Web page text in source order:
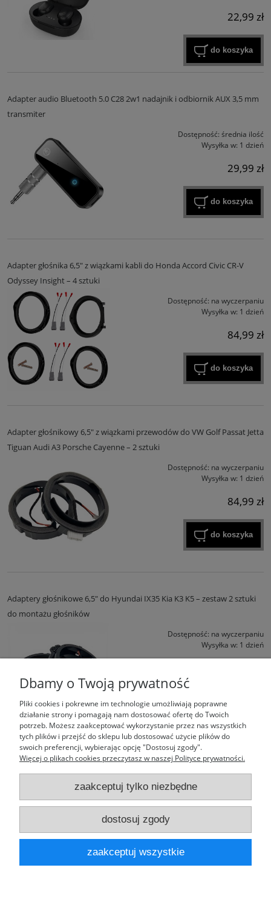
22,99 zł
do koszyka
Adapter audio Bluetooth 5.0 C28 2w1 nadajnik i odbiornik AUX 3,5 mm
transmiter
Dostępność: średnia ilość
Wysyłka w: 1 dzień
29,99 zł
do koszyka
Adapter głośnika 6,5" z wiązkami kabli do Honda Accord Civic CR-V
Odyssey Insight – 4 sztuki
Dostępność: na wyczerpaniu
Wysyłka w: 1 dzień
84,99 zł
do koszyka
Adapter głośnikowy 6,5" z wiązkami przewodów do VW Golf Passat Jetta
Tiguan Audi A3 Porsche Cayenne – 2 sztuki
Dostępność: na wyczerpaniu
Wysyłka w: 1 dzień
84,99 zł
do koszyka
Adaptery głośnikowe 6,5" do Hyundai IX35 Kia K3 K5 – zestaw 2 sztuki
do montażu głośników
Dostępność: na wyczerpaniu
Wysyłka w: 1 dzień
do koszyka
« 1 2 3 4 5 11
Moje konto
Laufparts
Dbamy o Twoją prywatność
Pliki cookies i pokrewne im technologie umożliwiają poprawne
działanie strony i pomagają nam dostosować ofertę do Twoich
potrzeb. Możesz zaakceptować wykorzystanie przez nas wszystkich
tych plików i przejść do sklepu lub dostosować użycie plików do
swoich preferencji, wybierając opcję "Dostosuj zgody".
Więcej o plikach cookies przeczytasz w naszej Polityce prywatności.
zaakceptuj tylko niezbędne
dostosuj zgody
zaakceptuj wszystkie